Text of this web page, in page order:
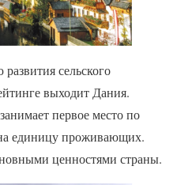
сельского
выходит Дания.
первое место по
единицу проживающих.
ценностями страны.